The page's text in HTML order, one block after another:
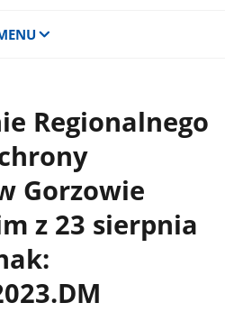
Regionalnego
Gorzowie
z 23 sierpnia